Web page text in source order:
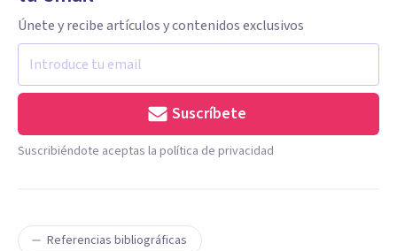
Únete y recibe artículos y contenidos exclusivos
Suscríbete
Suscribiéndote aceptas la política de privacidad
Referencias bibliográficas